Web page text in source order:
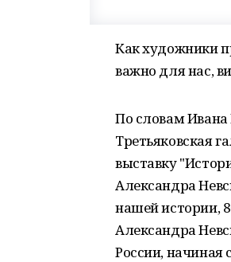
Как художники
важно для нас,
По словам
Третьяковская
выставку
Александра
нашей истории,
Александра
России,